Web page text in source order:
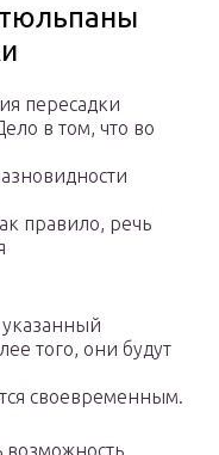
пересадки
в том, что во
правило, речь
того, они будут
своевременным.
возможность